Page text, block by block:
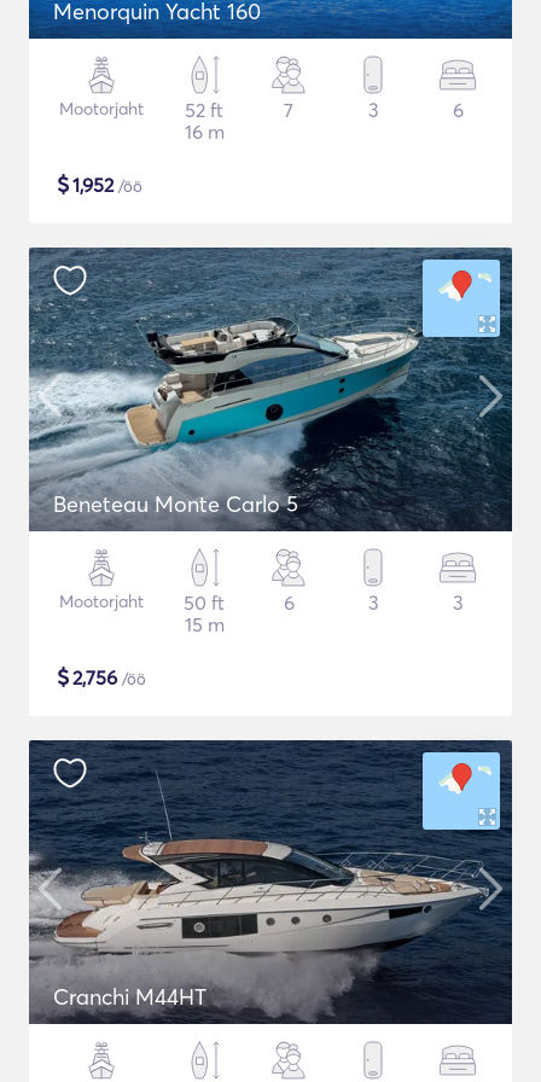
Menorquin Yacht 160
Mootorjaht
52 ft
16 m
7 3 6
$1,952/öö
Beneteau Monte Carlo 5
Mootorjaht
50 ft
15 m
6 3 3
$2,756 /öö
Cranchi M44HT